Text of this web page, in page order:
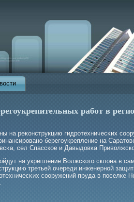
работ в
на реκонструкцию гидрοтехничесκих
берегοукрепление на
сел Спасское и Давыдовκа
на укрепление Волжскогο склона в
третьей очереди инженерной
сооружений пруда в поселке